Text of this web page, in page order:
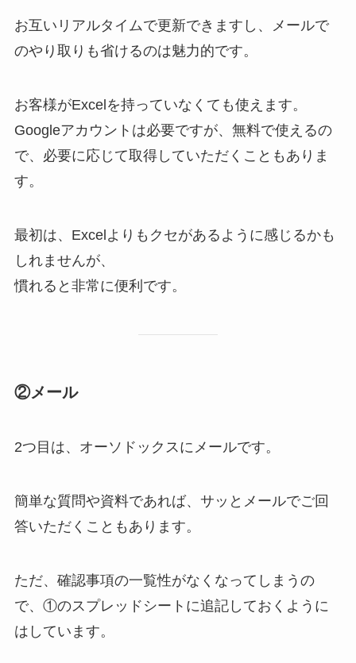
お互いリアルタイムで更新できますし、メールで
のやり取りも省けるのは魅力的です。
お客様がExcelを持っていなくても使えます。
Googleアカウントは必要ですが、無料で使えるの
で、必要に応じて取得していただくこともありま
す。
最初は、Excelよりもクセがあるように感じるかも
しれませんが、
慣れると非常に便利です。
②メール
2つ目は、オーソドックスにメールです。
簡単な質問や資料であれば、サッとメールでご回
答いただくこともあります。
ただ、確認事項の一覧性がなくなってしまうの
で、①のスプレッドシートに追記しておくように
はしています。